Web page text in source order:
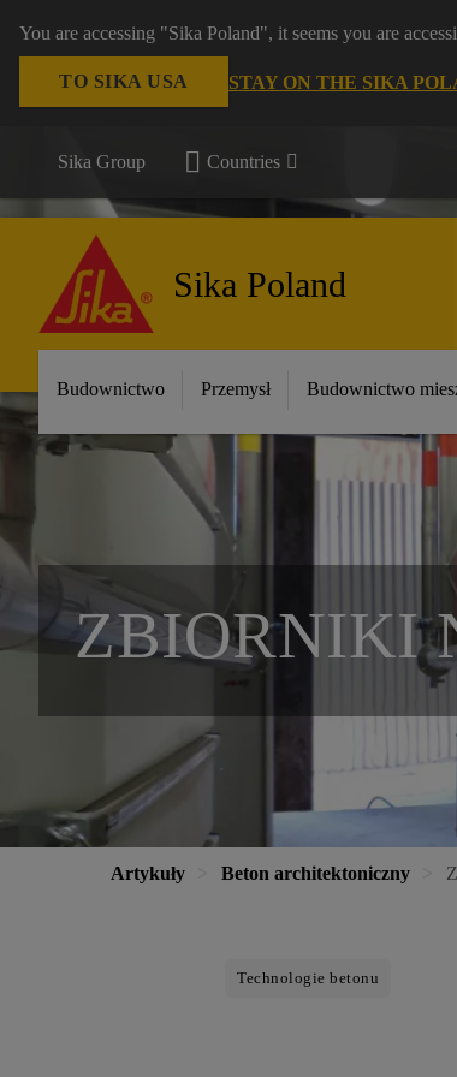
You are accessing "Sika Poland", it seems you are
TO SIKA USA STAY ON THE SIKA
Sika Group Countries
Sika Poland
Budownictwo Przemysł Budownictwo
ZBIORNIKI
Artykuły Beton architektoniczny
Technologie betonu